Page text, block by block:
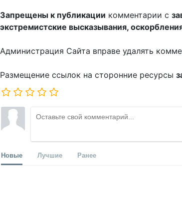
Запрещены к публикации комментарии с
экстремистские высказывания,
Администрация Сайта вправе удалять
Размещение ссылок на сторонние ресурсы
Новые Лучшие Ранее